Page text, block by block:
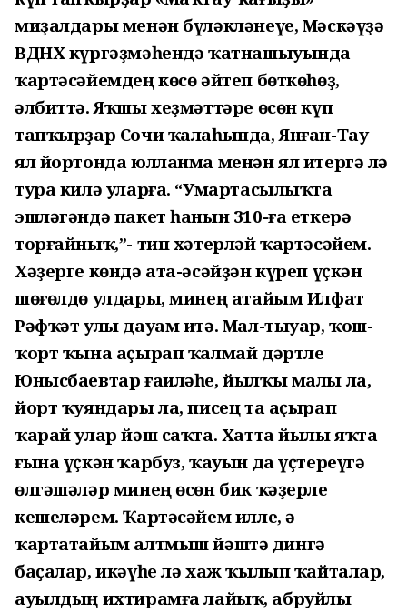
миҙалдары менән бүләкләнеүе, Мәскәүҙә
ВДНХ күргәҙмәһендә ҡатнашыуында
ҡартәсәйемдең көсө әйтеп бөткөһөҙ,
әлбиттә. Яҡшы хеҙмәттәре өсөн күп
тапҡырҙар Сочи ҡалаһында, Янған-Тау
ял йортонда юлланма менән ял итергә лә
тура килә уларға. “Умартасылыҡта
эшләгәндә пакет һанын 310-ға еткерә
торғайныҡ,”- тип хәтерләй ҡартәсәйем.
Хәҙерге көндә ата-әсәйҙән күреп үҫкән
шөғөлдө улдары, минең атайым Илфат
Рәфҡәт улы дауам итә. Мал-тыуар, ҡош-
ҡорт ҡына аҫырап ҡалмай дәртле
Юнысбаевтар ғаиләһе, йылҡы малы ла,
йорт ҡуяндары ла, писец та аҫырап
ҡарай улар йәш саҡта. Хатта йылы яҡта
ғына үҫкән ҡарбуз, ҡауын да үҫтереүгә
өлгәшәләр минең өсөн бик ҡәҙерле
кешеләрем. Ҡартәсәйем илле, ә
ҡартатайым алтмыш йәштә дингә
баҫалар, икәүһе лә хаж ҡылып ҡайталар,
ауылдың ихтирамға лайыҡ, абруйлы